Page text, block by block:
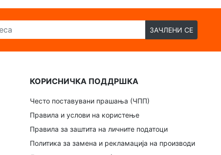
ЗАЧЛЕНИ СЕ
КОРИСНИЧКА ПОДДРШКА
Често поставувани прашања (ЧПП)
Правила и услови на користење
Правила за заштита на личните податоци
Политика за замена и рекламација на производи